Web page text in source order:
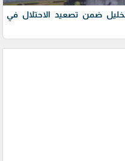
ضمن تصعيد الاحتلال في